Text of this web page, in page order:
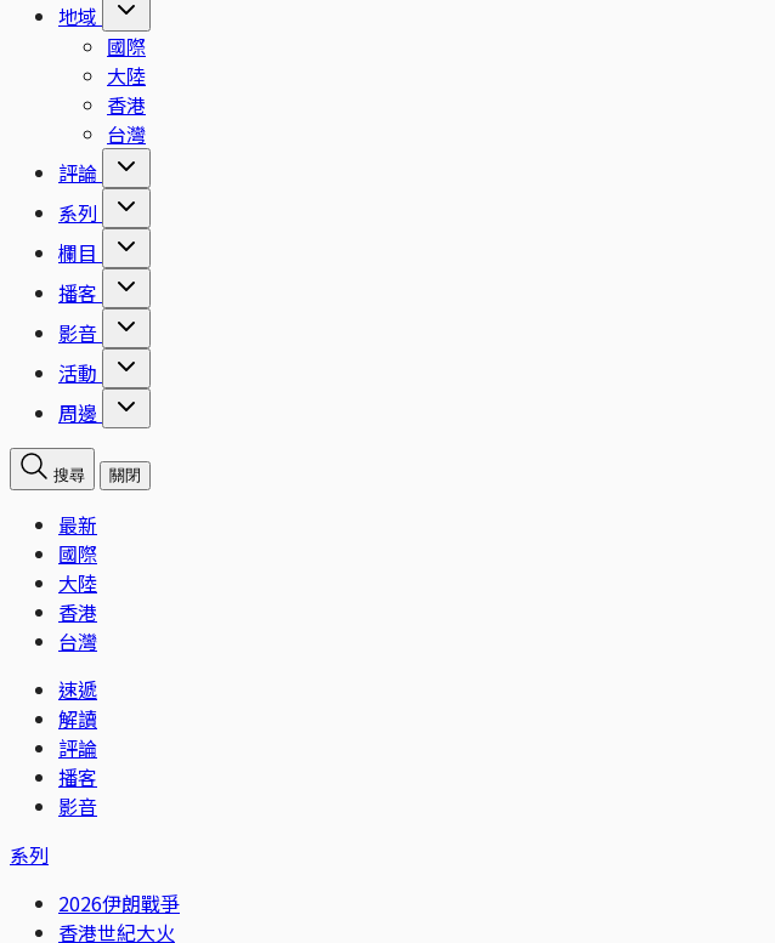
地域
國際
大陸
香港
台灣
評論
系列
欄目
播客
影音
活動
周邊
搜尋 關閉
最新
國際
大陸
香港
台灣
速遞
解讀
評論
播客
影音
系列
2026伊朗戰爭
香港世紀大火